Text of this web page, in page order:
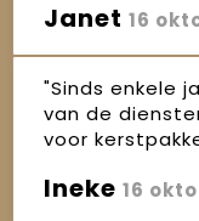
Janet 16
"Sinds enkele
van de
voor
Ineke 16